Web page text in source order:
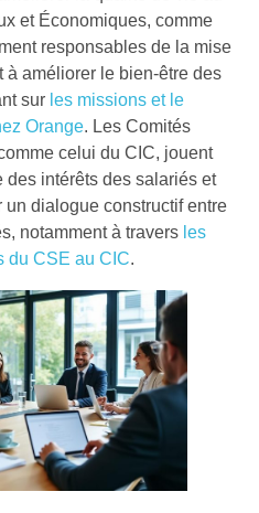
et Économiques, comme
responsables de la mise
à améliorer le bien-être des
sur les missions et le
Orange. Les Comités
celui du CIC, jouent
des intérêts des salariés et
dialogue constructif entre
notamment à travers les
du CSE au CIC.